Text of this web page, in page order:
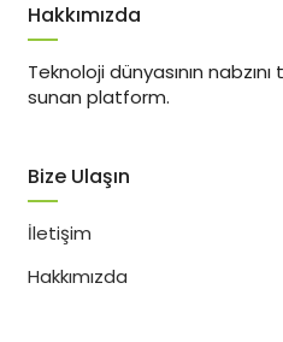
Hakkımızda
Teknoloji dünyasının
sunan platform.
Bize Ulaşın
İletişim
Hakkımızda